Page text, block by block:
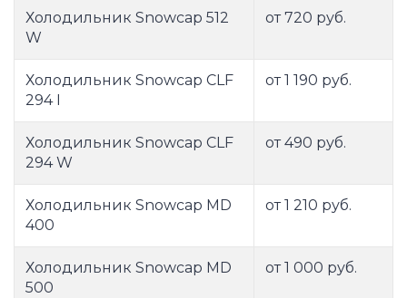
Холодильник Snowcap 512
W
от 720 руб.
Холодильник Snowcap CLF
294 I
от 1 190 руб.
Холодильник Snowcap CLF
294 W
от 490 руб.
Холодильник Snowcap MD
400
от 1 210 руб.
Холодильник Snowcap MD
500
от 1 000 руб.